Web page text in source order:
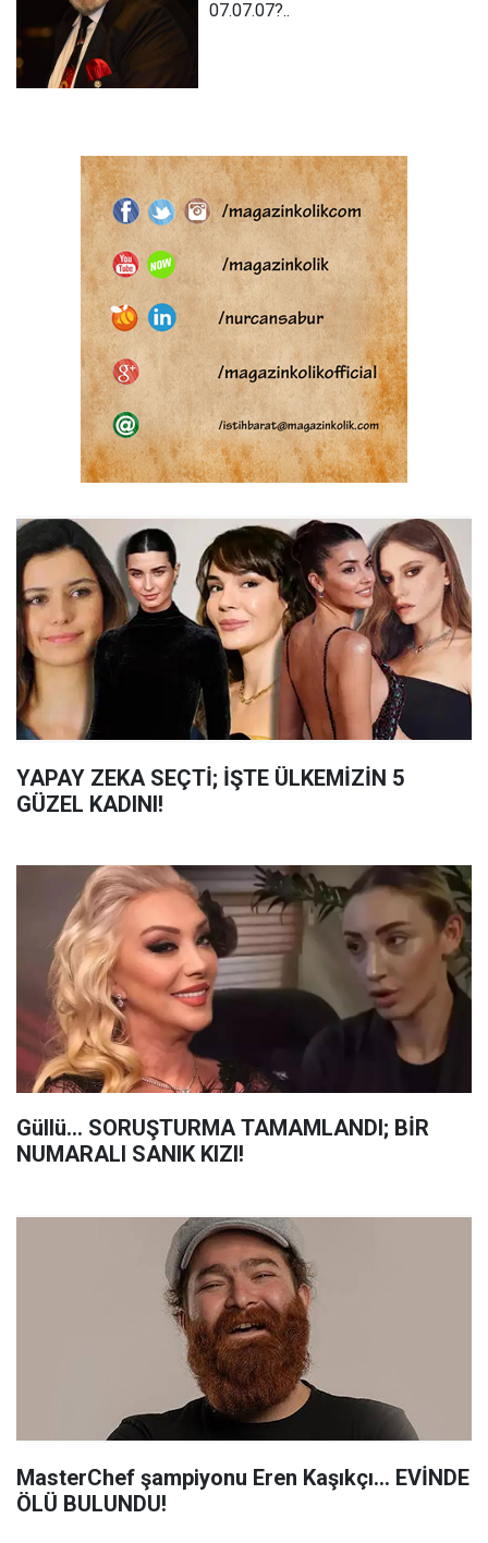
07.07.07?..
YAPAY ZEKA SEÇTİ; İŞTE ÜLKEMİZİN 5
GÜZEL KADINI!
Güllü... SORUŞTURMA TAMAMLANDI; BİR
NUMARALI SANIK KIZI!
MasterChef şampiyonu Eren Kaşıkçı... EVİNDE
ÖLÜ BULUNDU!